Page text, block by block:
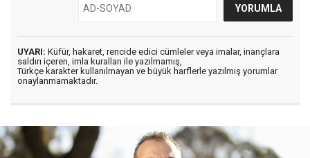
UYARI: Küfür, hakaret, rencide edici cümleler veya imalar, inançlara
saldırı içeren, imla kuralları ile yazılmamış,
Türkçe karakter kullanılmayan ve büyük harflerle yazılmış yorumlar
onaylanmamaktadır.